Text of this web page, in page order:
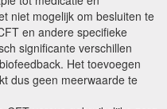
niet mogelijk om besluiten te
en andere specifieke
significante verschillen
Het toevoegen
dus geen meerwaarde te